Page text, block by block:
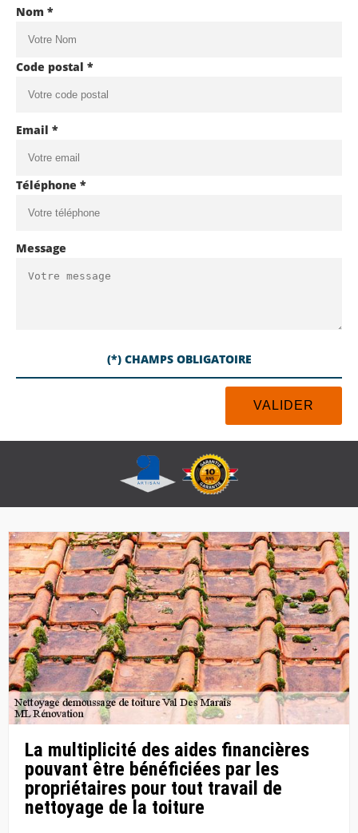
Nom *
Code postal *
Email *
Téléphone *
Message
(*) CHAMPS OBLIGATOIRE
La multiplicité des aides financières
pouvant être bénéficiées par les
propriétaires pour tout travail de
nettoyage de la toiture